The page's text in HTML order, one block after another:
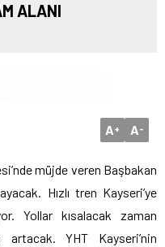
ALANI
A+ A-
müjde veren Başbakan
Hızlı tren Kayseri’ye
Yollar kısalacak zaman
YHT Kayseri’nin